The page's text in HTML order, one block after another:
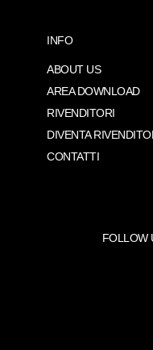
INFO
ABOUT US
AREA DOWNLOAD
RIVENDITORI
DIVENTA
CONTATTI
FOLLOW